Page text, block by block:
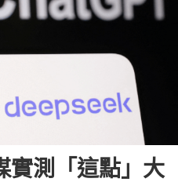
實測「這點」大